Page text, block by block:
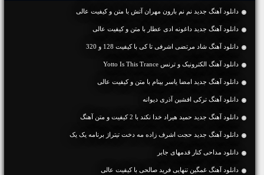
دانلود آهنگ جديد نم نم بارون مهران آتش با متن و کیفیت عالی
دانلود آهنگ جديد داغونه ادی عطار با متن و کیفیت عالی
دانلود آهنگ شاد مرتضی اشرفی تا کی با کیفیت 128 و 320
دانلود آهنگ الکترونیک و ترنس Yotto Is This Trance
دانلود آهنگ جديد امضا یاسر بینام با متن و کیفیت عالی
دانلود آهنگ ترکی افشین آذری دیوانه
دانلود آهنگ جديد حمید هیراد خدا نکند با 2 کیفیت و متن آهنگ
دانلود آهنگ جدید حجت اشرف زاده مه دخت تیتراژ برنامه یک یک
دانلود مداحی کنار قدمهای جابر
دانلود آهنگ غمگین تنهایی فرید صالحی با کیفیت عالی